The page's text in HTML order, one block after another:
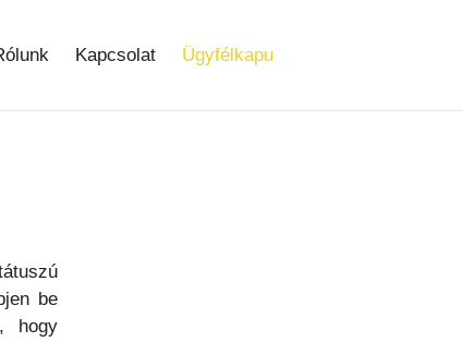
Kapcsolat Ügyfélkapu
be
hogy